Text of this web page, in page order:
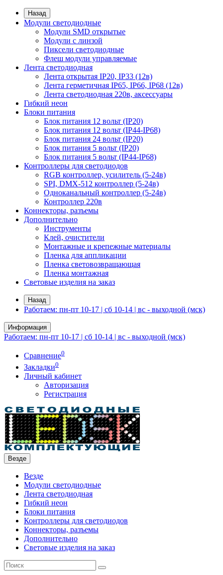
Назад
Модули светодиодные
Модули SMD открытые
Модули с линзой
Пиксели светодиодные
Флеш модули управляемые
Лента светодиодная
Лента открытая IP20, IP33 (12в)
Лента герметичная IP65, IP66, IP68 (12в)
Лента светодиодная 220в, аксессуары
Гибкий неон
Блоки питания
Блок питания 12 вольт (IP20)
Блок питания 12 вольт (IP44-IP68)
Блок питания 24 вольт (IP20)
Блок питания 5 вольт (IP20)
Блок питания 5 вольт (IP44-IP68)
Контроллеры для светодиодов
RGB контроллер, усилитель (5-24в)
SPI, DMX-512 контроллер (5-24в)
Одноканальный контроллер (5-24в)
Контроллер 220в
Коннекторы, разъемы
Дополнительно
Инструменты
Клей, очистители
Монтажные и крепежные материалы
Пленка для аппликации
Пленка световозвращающая
Пленка монтажная
Световые изделия на заказ
Назад
Работаем: пн-пт 10-17 | сб 10-14 | вс - выходной (мск)
Информация
Работаем: пн-пт 10-17 | сб 10-14 | вс - выходной (мск)
Сравнение0
Закладки0
Личный кабинет
Авторизация
Регистрация
Везде
Везде
Модули светодиодные
Лента светодиодная
Гибкий неон
Блоки питания
Контроллеры для светодиодов
Коннекторы, разъемы
Дополнительно
Световые изделия на заказ